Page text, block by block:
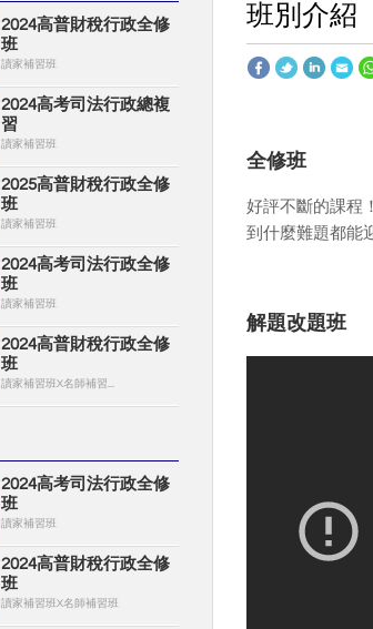
班別介紹
全修班
好評不斷的課程
到什麼難題都能
解題改題班
2024高普財稅行政全修
班
讀家補習班
2024高考司法行政總複
習
讀家補習班
2025高普財稅行政全修
班
讀家補習班
2024高考司法行政全修
班
讀家補習班
2024高普財稅行政全修
班
讀家補習班X名師補習...
2024高考司法行政全修
班
讀家補習班
2024高普財稅行政全修
班
讀家補習班X名師補習班